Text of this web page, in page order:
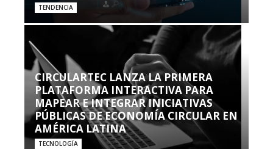
TENDENCIA
CIRCULARTEC LANZA LA PRIMERA
PLATAFORMA INTERACTIVA PARA
MAPEAR E INTEGRAR INICIATIVAS
PÚBLICAS DE ECONOMÍA CIRCULAR EN
AMÉRICA LATINA
TECNOLOGÍA